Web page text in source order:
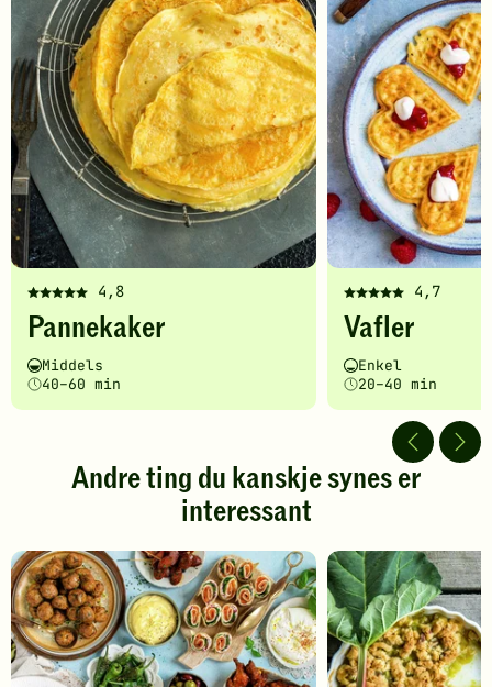
4,8
Denne
oppskriften
fått
5
av
stjerner.
gi
din
vurdering.
Pannekaker
Vanskelighetsgrad
Middels
Tilberedningstid
40–60 min
4,7
Denne
oppskriften
fått
5
av
stjerner.
Klikk
gi
din
vurdering.
Vafler
Vanskelighetsgrad
Enkel
Tilberedningstid
20–40 min
Andre ting du kanskje synes er
interessant